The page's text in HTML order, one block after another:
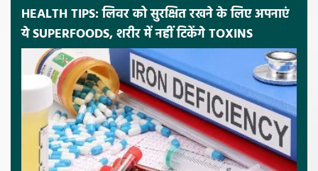
HEALTH TIPS: लिवर को सुरक्षित रखने के लिए अपनाएं
ये SUPERFOODS, शरीर में नहीं टिकेंगे TOXINS